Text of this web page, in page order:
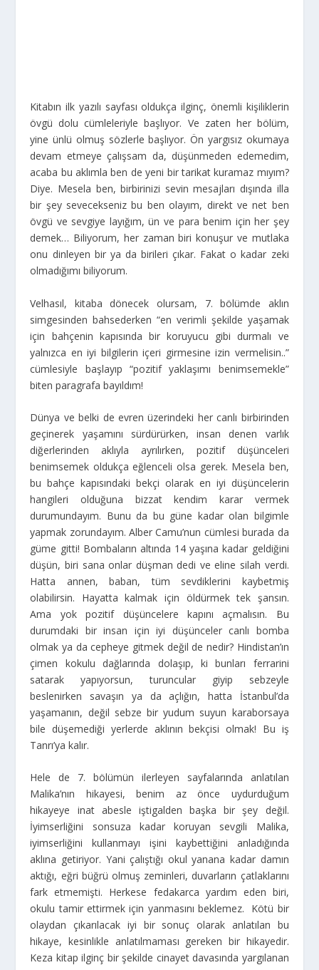
Kitabın ilk yazılı sayfası oldukça ilginç, önemli kişiliklerin
övgü dolu cümleleriyle başlıyor. Ve zaten her bölüm,
yine ünlü olmuş sözlerle başlıyor. Ön yargısız okumaya
devam etmeye çalışsam da, düşünmeden edemedim,
acaba bu aklımla ben de yeni bir tarikat kuramaz mıyım?
Diye. Mesela ben, birbirinizi sevin mesajları dışında illa
bir şey sevecekseniz bu ben olayım, direkt ve net ben
övgü ve sevgiye layığım, ün ve para benim için her şey
demek… Biliyorum, her zaman biri konuşur ve mutlaka
onu dinleyen bir ya da birileri çıkar. Fakat o kadar zeki
olmadığımı biliyorum.
Velhasıl, kitaba dönecek olursam, 7. bölümde aklın
simgesinden bahsederken “en verimli şekilde yaşamak
için bahçenin kapısında bir koruyucu gibi durmalı ve
yalnızca en iyi bilgilerin içeri girmesine izin vermelisin..”
cümlesiyle başlayıp “pozitif yaklaşımı benimsemekle”
biten paragrafa bayıldım!
Dünya ve belki de evren üzerindeki her canlı birbirinden
geçinerek yaşamını sürdürürken, insan denen varlık
diğerlerinden aklıyla ayrılırken, pozitif düşünceleri
benimsemek oldukça eğlenceli olsa gerek. Mesela ben,
bu bahçe kapısındaki bekçi olarak en iyi düşüncelerin
hangileri olduğuna bizzat kendim karar vermek
durumundayım. Bunu da bu güne kadar olan bilgimle
yapmak zorundayım. Alber Camu’nun cümlesi burada da
güme gitti! Bombaların altında 14 yaşına kadar geldiğini
düşün, biri sana onlar düşman dedi ve eline silah verdi.
Hatta annen, baban, tüm sevdiklerini kaybetmiş
olabilirsin. Hayatta kalmak için öldürmek tek şansın.
Ama yok pozitif düşüncelere kapını açmalısın. Bu
durumdaki bir insan için iyi düşünceler canlı bomba
olmak ya da cepheye gitmek değil de nedir? Hindistan’ın
çimen kokulu dağlarında dolaşıp, ki bunları ferrarini
satarak yapıyorsun, turuncular giyip sebzeyle
beslenirken savaşın ya da açlığın, hatta İstanbul’da
yaşamanın, değil sebze bir yudum suyun karaborsaya
bile düşemediği yerlerde aklının bekçisi olmak! Bu iş
Tanrı’ya kalır.
Hele de 7. bölümün ilerleyen sayfalarında anlatılan
Malika’nın hikayesi, benim az önce uydurduğum
hikayeye inat abesle iştigalden başka bir şey değil.
İyimserliğini sonsuza kadar koruyan sevgili Malika,
iyimserliğini kullanmayı işini kaybettiğini anladığında
aklına getiriyor. Yani çalıştığı okul yanana kadar damın
aktığı, eğri büğrü olmuş zeminleri, duvarların çatlaklarını
fark etmemişti. Herkese fedakarca yardım eden biri,
okulu tamir ettirmek için yanmasını beklemez. Kötü bir
olaydan çıkarılacak iyi bir sonuç olarak anlatılan bu
hikaye, kesinlikle anlatılmaması gereken bir hikayedir.
Keza kitap ilginç bir şekilde cinayet davasında yargılanan